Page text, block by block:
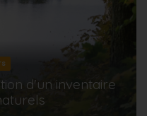
d'un inventaire